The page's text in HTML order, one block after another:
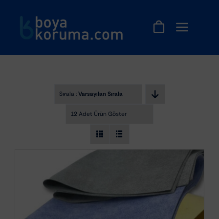
Sırala :Varsayılan Sıralama
12 Adet Ürün Göster